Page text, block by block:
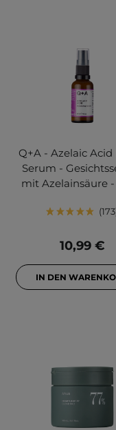
Q+A - Azelaic Acid
Serum -
mit Azelainsäure
173
10,99 €
IN DEN